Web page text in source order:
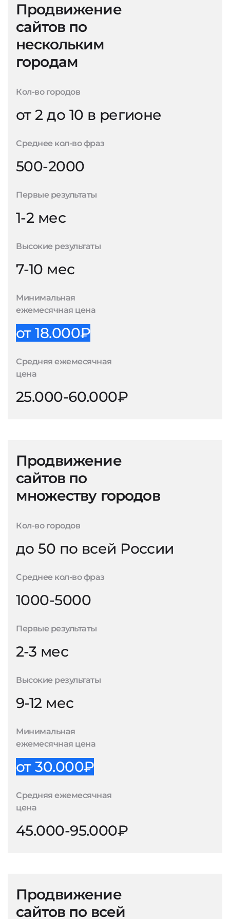
Продвижение
сайтов по
нескольким
городам
Кол-во городов
от 2 до 10 в регионе
Среднее кол-во фраз
500-2000
Первые результаты
1-2 мес
Высокие результаты
7-10 мес
Минимальная
ежемесячная цена
от 18.000₽
Средняя ежемесячная
цена
25.000-60.000₽
Продвижение
сайтов по
множеству городов
Кол-во городов
до 50 по всей России
Среднее кол-во фраз
1000-5000
Первые результаты
2-3 мес
Высокие результаты
9-12 мес
Минимальная
ежемесячная цена
от 30.000₽
Средняя ежемесячная
цена
45.000-95.000₽
Продвижение
сайтов по всей